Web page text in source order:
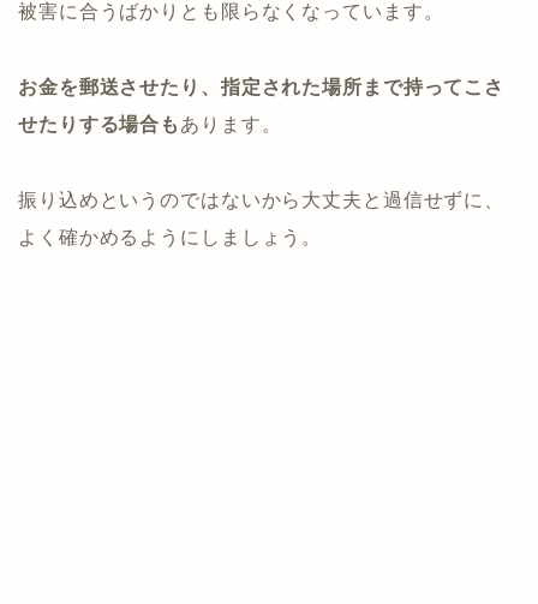
被害に合うばかりとも限らなくなっています。
お金を郵送させたり、指定された場所まで持ってこさ
せたりする場合も あります。
振り込めというのではないから大丈夫と過信せずに、
よく確かめるようにしましょう。